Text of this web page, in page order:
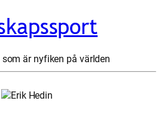
är nyfiken på världen